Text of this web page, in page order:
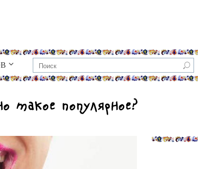
популярное?